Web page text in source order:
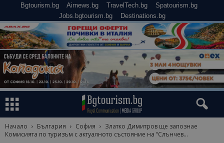
Bgtourism.bg Airnews.bg TravelTech.bg
Spatourism.bg
Jobs.bgtourism.bg
Destinations.bg
Начало България София
Златко Димитров ще запознае
Комисията по туризъм с актуалното състояние на “Слънчев...